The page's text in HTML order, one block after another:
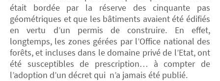
était bordée par la réserve des cinquante pas
géométriques et que les bâtiments avaient été édifiés
en vertu d’un permis de construire. En effet,
longtemps, les zones gérées par l’Office national des
forêts, et incluses dans le domaine privé de l’Etat, ont
été susceptibles de prescription… à compter de
l’adoption d’un décret qui n’a jamais été publié.